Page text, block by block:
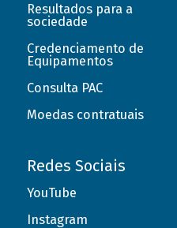
Resultados para a
sociedade
Credenciamento de
Equipamentos
Consulta PAC
Moedas contratuais
Redes Sociais
YouTube
Instagram